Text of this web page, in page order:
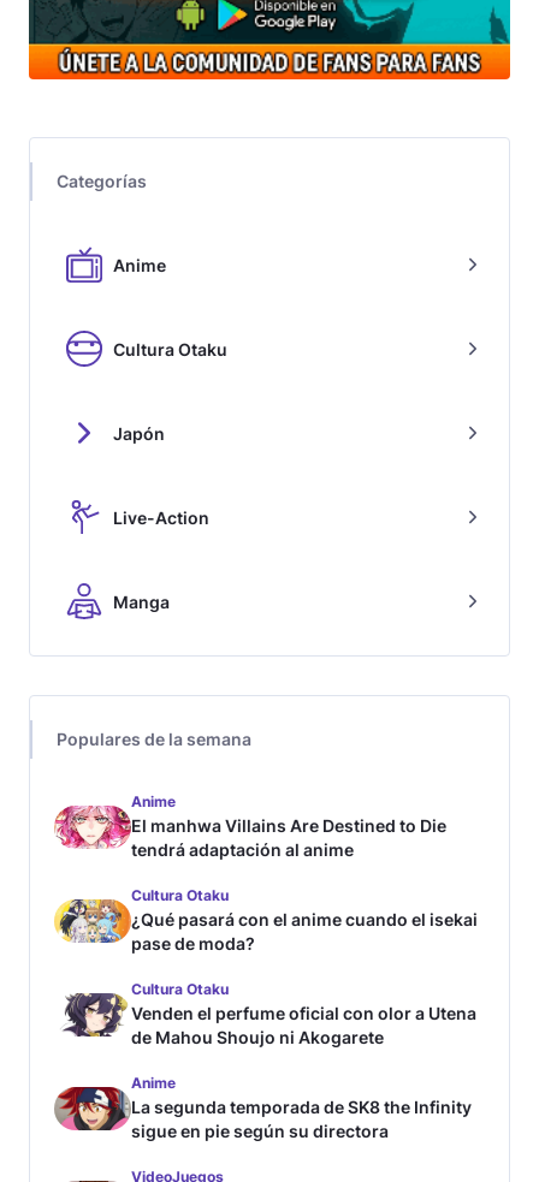
Categorías
Anime
Cultura Otaku
Japón
Live-Action
Manga
Populares de la semana
Anime
El manhwa Villains Are Destined to Die
tendrá adaptación al anime
Cultura Otaku
¿Qué pasará con el anime cuando el isekai
pase de moda?
Cultura Otaku
Venden el perfume oficial con olor a Utena
de Mahou Shoujo ni Akogarete
Anime
La segunda temporada de SK8 the Infinity
sigue en pie según su directora
VideoJuegos